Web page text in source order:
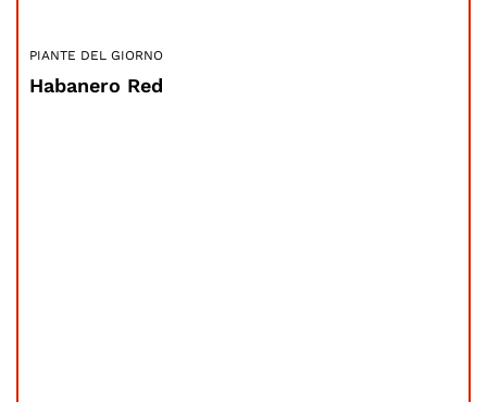
PIANTE DEL GIORNO
Habanero Red